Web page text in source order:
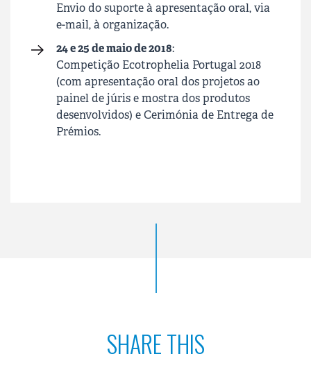
Envio do suporte à apresentação oral, via
e-mail, à organização.
24 e 25 de maio de 2018:
Competição Ecotrophelia Portugal 2018
(com apresentação oral dos projetos ao
painel de júris e mostra dos produtos
desenvolvidos) e Cerimónia de Entrega de
Prémios.
SHARE THIS